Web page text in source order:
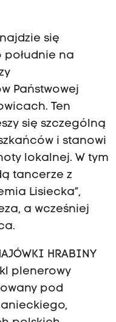
się
południe na
Państwowej
Ten
się szczególną
i stanowi
lokalnej. W tym
tancerze z
Lisiecka”,
a wcześniej
HRABINY
plenerowy
pod